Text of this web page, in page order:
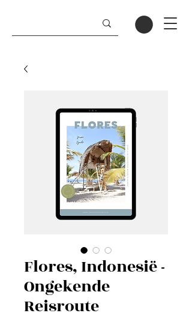
Flores, Indonesië -
Ongekende
Reisroute